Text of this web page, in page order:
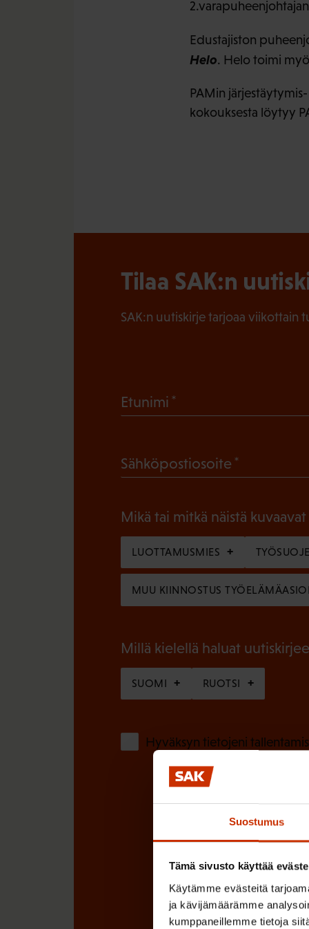
Suostumus
Tämä sivusto käyttää
Käytämme evästeitä
ja kävijämäärämme
kumppaneillemme tietoja
Edustajiston
Helo. Helo toimi
PAMin
kokouksesta löytyy
Tilaa SAK:n
SAK:n uutiskirje tarjoaa viikottain
Etunimi
k
l
l
i
n
e
)
Sähköpostiosoite
l
l
n
e
n
Mikä tai mitkä näistä
LUOTTAMUSMIES
MUU KIINNOSTUS
Millä kielellä haluat
SUOMI RUOTSI
Hyväksyn tietojeni